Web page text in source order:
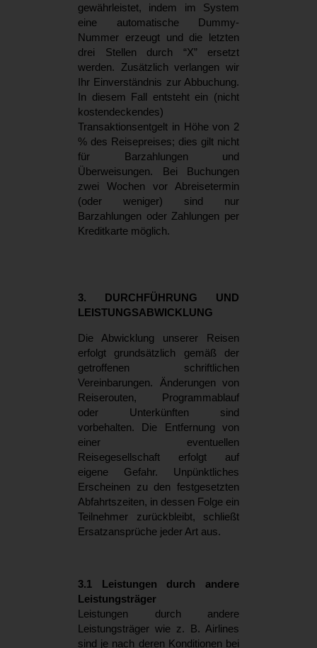
gewährleistet, indem im System
eine automatische Dummy-
Nummer erzeugt und die letzten
drei Stellen durch “X” ersetzt
werden. Zusätzlich verlangen wir
Ihr Einverständnis zur Abbuchung.
In diesem Fall entsteht ein (nicht
kostendeckendes)
Transaktionsentgelt in Höhe von 2
% des Reisepreises; dies gilt nicht
für Barzahlungen und
Überweisungen. Bei Buchungen
zwei Wochen vor Abreisetermin
(oder weniger) sind nur
Barzahlungen oder Zahlungen per
Kreditkarte möglich.
3. DURCHFÜHRUNG UND
LEISTUNGSABWICKLUNG
Die Abwicklung unserer Reisen
erfolgt grundsätzlich gemäß der
getroffenen schriftlichen
Vereinbarungen. Änderungen von
Reiserouten, Programmablauf
oder Unterkünften sind
vorbehalten. Die Entfernung von
einer eventuellen
Reisegesellschaft erfolgt auf
eigene Gefahr. Unpünktliches
Erscheinen zu den festgesetzten
Abfahrtszeiten, in dessen Folge ein
Teilnehmer zurückbleibt, schließt
Ersatzansprüche jeder Art aus.
3.1 Leistungen durch andere
Leistungsträger
Leistungen durch andere
Leistungsträger wie z. B. Airlines
sind je nach deren Konditionen bei